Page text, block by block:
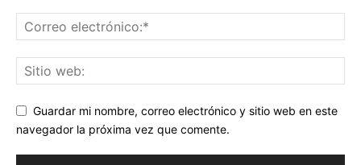
Guardar mi nombre, correo electrónico y sitio web en este
navegador la próxima vez que comente.